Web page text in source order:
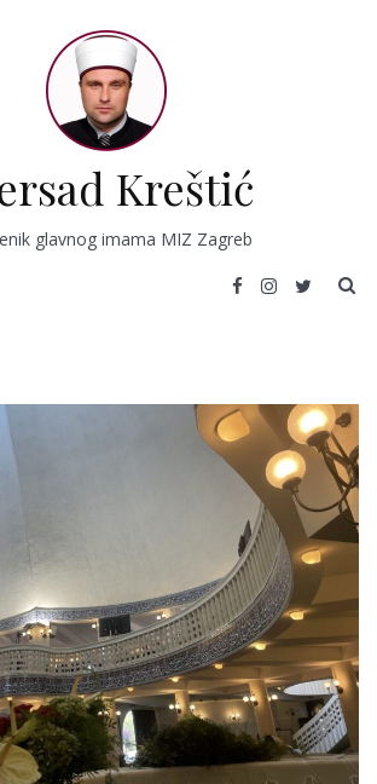
Kreštić
glavnog imama MIZ Zagreb
MENU